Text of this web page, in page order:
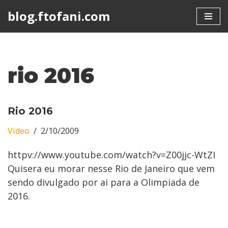
blog.ftofani.com
rio 2016
Rio 2016
Video 2/10/2009
httpv://www.youtube.com/watch?v=Z00jjc-WtZI
Quisera eu morar nesse Rio de Janeiro que vem
sendo divulgado por ai para a Olimpiada de
2016.